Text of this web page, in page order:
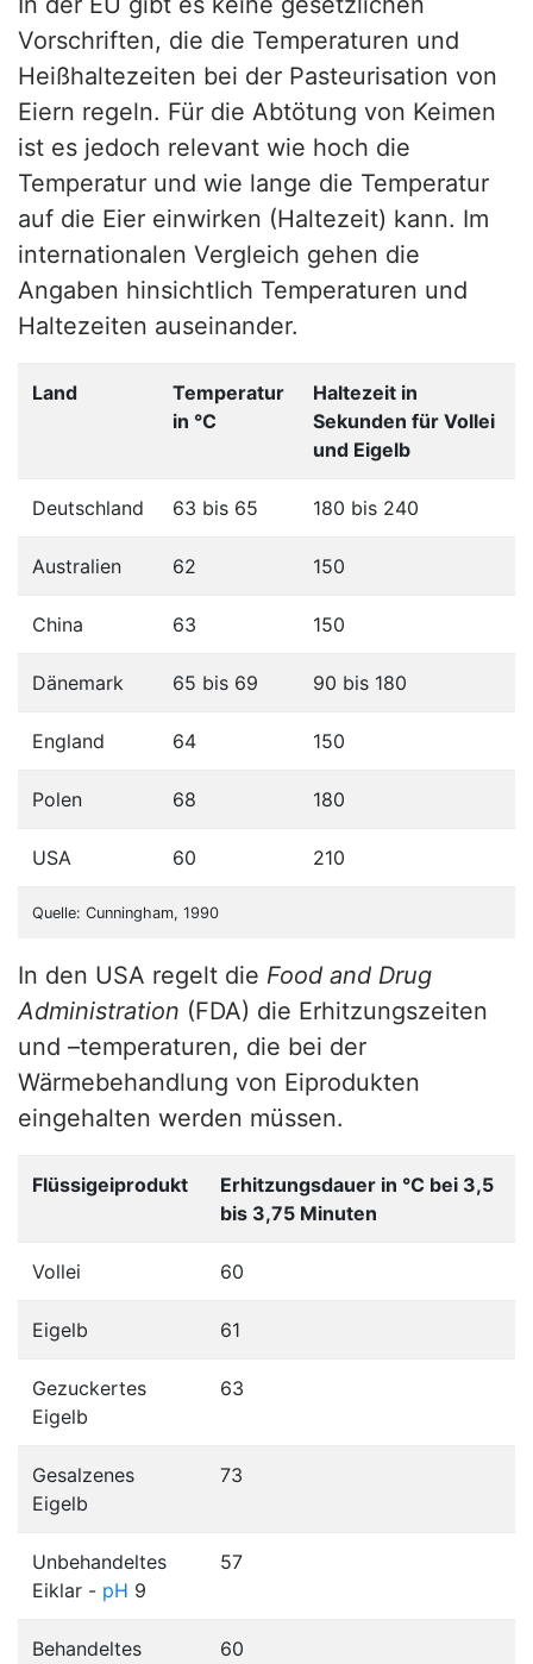
Vorschriften, die die Temperaturen und
Heißhaltezeiten bei der Pasteurisation von
Eiern regeln. Für die Abtötung von Keimen
ist es jedoch relevant wie hoch die
Temperatur und wie lange die Temperatur
auf die Eier einwirken (Haltezeit) kann. Im
internationalen Vergleich gehen die
Angaben hinsichtlich Temperaturen und
Haltezeiten auseinander.
Land
Temperatur
in °C
Haltezeit in
Sekunden für Vollei
und Eigelb
Deutschland 63 bis 65 180 bis 240
Australien 62 150
China 63 150
Dänemark 65 bis 69 90 bis 180
England 64 150
Polen 68 180
USA 60 210
Quelle: Cunningham, 1990
In den USA regelt die Food and Drug
Administration (FDA) die Erhitzungszeiten
und –temperaturen, die bei der
Wärmebehandlung von Eiprodukten
eingehalten werden müssen.
Flüssigeiprodukt
Erhitzungsdauer in °C bei 3,5
bis 3,75 Minuten
Vollei 60
Eigelb 61
Gezuckertes
Eigelb
63
Gesalzenes
Eigelb
73
Unbehandeltes
Eiklar - pH 9
57
Behandeltes 60